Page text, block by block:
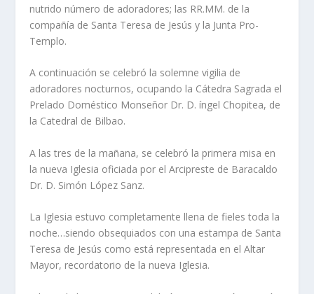
nutrido número de adoradores; las RR.MM. de la
compañí­a de Santa Teresa de Jesús y la Junta Pro-
Templo.
A continuación se celebró la solemne vigilia de
adoradores nocturnos, ocupando la Cátedra Sagrada el
Prelado Doméstico Monseñor Dr. D. íngel Chopitea, de
la Catedral de Bilbao.
A las tres de la mañana, se celebró la primera misa en
la nueva Iglesia oficiada por el Arcipreste de Baracaldo
Dr. D. Simón López Sanz.
La Iglesia estuvo completamente llena de fieles toda la
noche…siendo obsequiados con una estampa de Santa
Teresa de Jesús como está representada en el Altar
Mayor, recordatorio de la nueva Iglesia.